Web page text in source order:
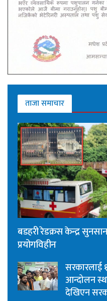
ताजा समाचार
बडहरी रेडक्रस केन्द्र
प्रयोगविहीन
सरकारलाई
आन्दोलन
देखिएन